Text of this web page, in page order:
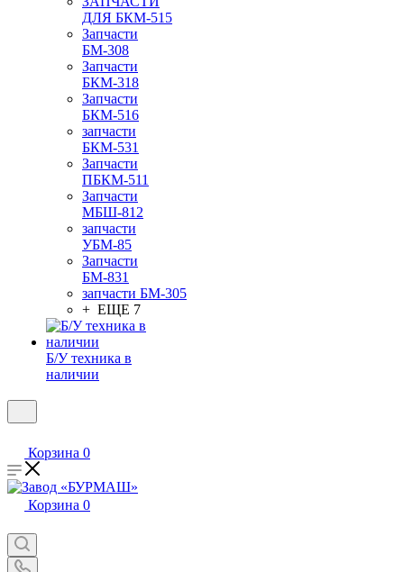
ДЛЯ БКМ-515
Запчасти
БМ-308
Запчасти
БКМ-318
Запчасти
БКМ-516
запчасти
БКМ-531
Запчасти
ПБКМ-511
Запчасти
МБШ-812
запчасти
УБМ-85
Запчасти
БМ-831
запчасти БМ-305
+ ЕЩЕ 7
Б/У техника в
наличии
Корзина 0
Корзина 0